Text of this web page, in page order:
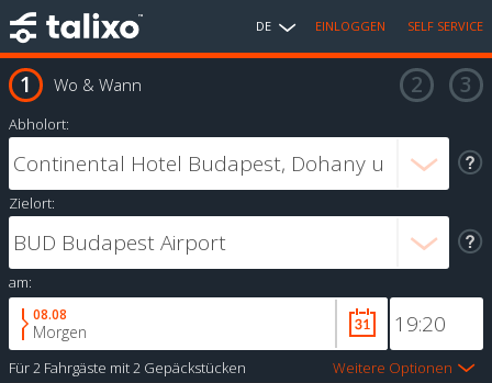
DE EINLOGGEN SELF SERVICE
Wo & Wann
Abholort:
Zielort:
am:
08.08
Morgen
Für2 Fahrgäste mit2 Gepäckstücken Weitere Optionen